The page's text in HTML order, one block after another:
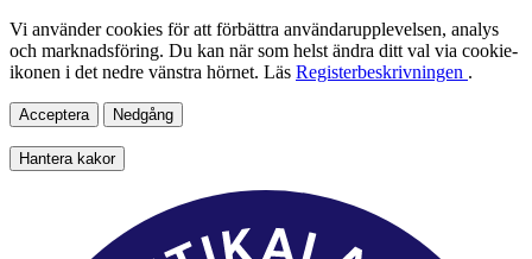
Vi använder cookies för att förbättra användarupplevelsen, analys
och marknadsföring. Du kan när som helst ändra ditt val via cookie-
ikonen i det nedre vänstra hörnet. Läs Registerbeskrivningen .
Acceptera Nedgång
Hantera kakor